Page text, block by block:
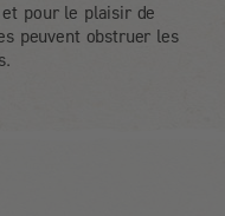
pour le plaisir de
peuvent obstruer les